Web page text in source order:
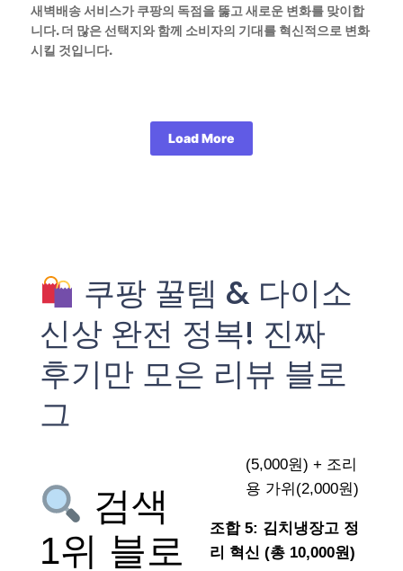
새벽배송 서비스가 쿠팡의 독점을 뚫고 새로운 변화를 맞이합
니다. 더 많은 선택지와 함께 소비자의 기대를 혁신적으로 변화
시킬 것입니다.
Load More
쿠팡 꿀템 & 다이소
신상 완전 정복! 진짜
후기만 모은 리뷰 블로
그
검색
1위 블로
(5,000원) + 조리
용 가위(2,000원)
조합 5: 김치냉장고 정
리 혁신 (총 10,000원)